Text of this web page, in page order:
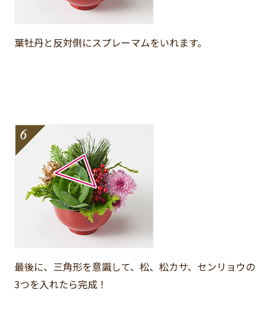
葉牡丹と反対側にスプレーマムをいれます。
最後に、三角形を意識して、松、松カサ、センリョウの
3つを入れたら完成！